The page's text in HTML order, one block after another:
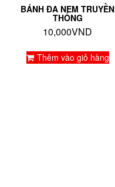
BÁNH ĐA NEM TRUYỀN
THỐNG
10,000VND
Thêm vào giỏ hàng